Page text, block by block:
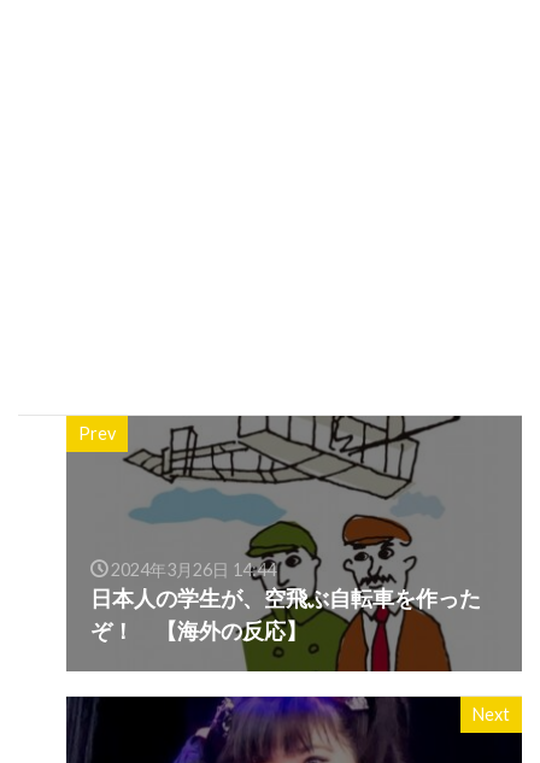
Prev
2024年3月26日 14:44
日本人の学生が、空飛ぶ自転車を作った
ぞ！ 【海外の反応】
Next